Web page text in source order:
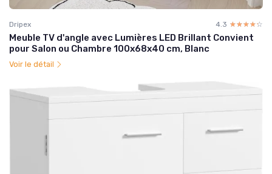
Dripex 4.3 ☆☆☆☆☆
★★★★★
Meuble TV d'angle avec Lumières LED Brillant Convient
pour Salon ou Chambre 100x68x40 cm, Blanc
Voir le détail